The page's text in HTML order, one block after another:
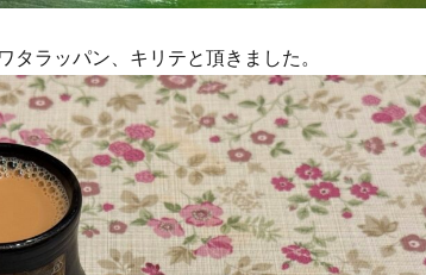
タラッパン、キリテと頂きました。